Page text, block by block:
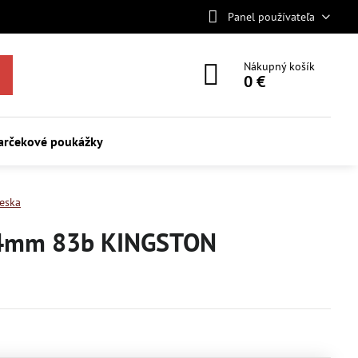
Panel používateľa
Nákupný košík
0 €
poukážky
83b KINGSTON